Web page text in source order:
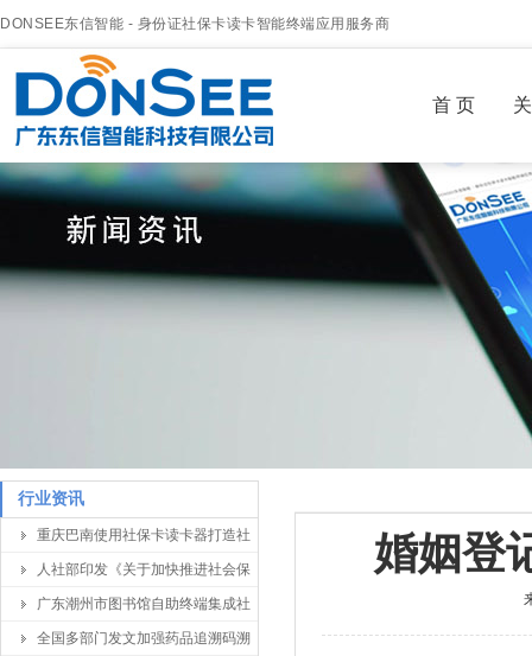
DONSEE东信智能 - 身份证社保卡读卡智能终端应用服务商
首 页
行业资讯
重庆巴南使用社保卡读卡器打造社
人社部印发《关于加快推进社会保
广东潮州市图书馆自助终端集成社
全国多部门发文加强药品追溯码溯
婚姻登